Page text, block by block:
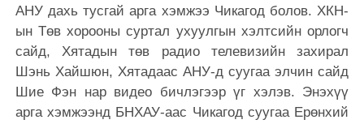
АНУ дахь тусгай арга хэмжээ Чикагод болов. ХКН-
ын Төв хорооны суртал ухуулгын хэлтсийн орлогч
сайд, Хятадын төв радио телевизийн захирал
Шэнь Хайшюн, Хятадаас АНУ-д суугаа элчин сайд
Шие Фэн нар видео бичлэгээр үг хэлэв. Энэхүү
арга хэмжээнд БНХАУ-аас Чикагод суугаа Ерөнхий